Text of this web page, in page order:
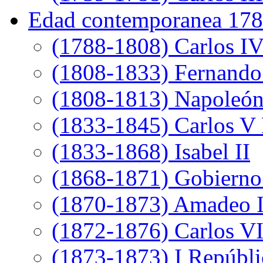
Edad contemporanea
(1788-1808) Carlos
(1808-1833)
(1808-1813)
(1833-1845) Carlos V
(1833-1868) Isabel II
(1868-1871)
(1870-1873) Amadeo
(1872-1876) Carlos
(1873-1873) I